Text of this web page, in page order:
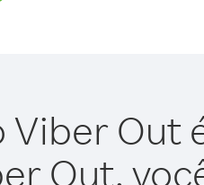
Out
Out,